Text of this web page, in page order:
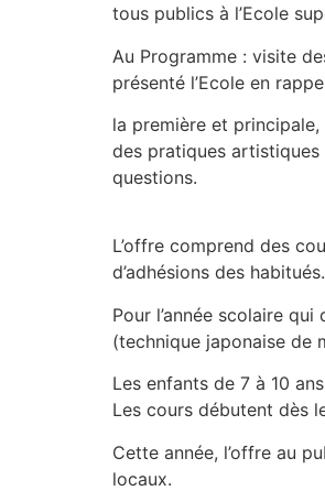
tous publics à l’Ecole
Au Programme : visite
présenté l’Ecole en
la première et
des pratiques artistiques
questions.
L’offre comprend des
d’adhésions des habitués.
Pour l’année scolaire
(technique japonaise de
Les enfants de 7 à 10
Les cours débutent dès
Cette année, l’offre au
locaux.